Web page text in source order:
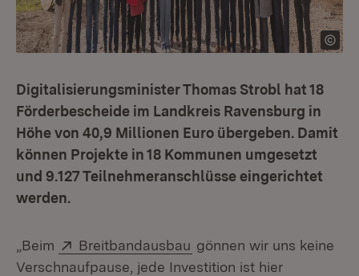
Digitalisierungsminister Thomas Strobl hat 18
Förderbescheide im Landkreis Ravensburg in
Höhe von 40,9 Millionen Euro übergeben. Damit
können Projekte in 18 Kommunen umgesetzt
und 9.127 Teilnehmeranschlüsse eingerichtet
werden.
„Beim Extern:
Breitbandausbau (Öffnet in neuem Fenster)
gönnen wir uns keine
Verschnaufpause, jede Investition ist hier